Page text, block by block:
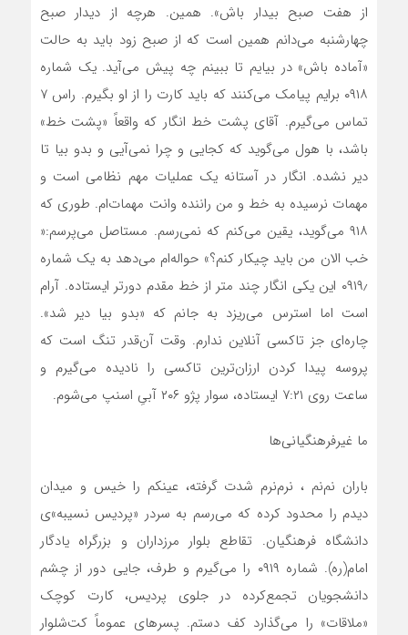
از هفت صبح بیدار باش». همین. هرچه از دیدار صبح
چهارشنبه می‌دانم همین است که از صبح زود باید به حالت
«آماده باش» در بیایم تا ببینم چه پیش می‌آید. یک شماره
۰۹۱۸ برایم پیامک می‌کنند که باید کارت را از او بگیرم. راس ۷
تماس می‌گیرم. آقای پشت خط انگار که واقعاً «پشت خط»
باشد، با هول می‌گوید که کجایی و چرا نمی‌آیی و بدو بیا تا
دیر نشده. انگار در آستانه یک عملیات مهم نظامی است و
مهمات نرسیده به خط و من راننده وانت مهمات‌ام. طوری که
۹۱۸ می‌گوید، یقین می‌کنم که نمی‌رسم. مستاصل می‌پرسم:«
خب الان من باید چیکار کنم؟» حواله‌ام می‌دهد به یک شماره
۰۹۱۹٫ این یکی انگار چند متر از خط مقدم دورتر ایستاده. آرام‌
است اما استرس می‌ریزد به جانم که «بدو بیا دیر شد».
چاره‌ای جز تاکسی آنلاین ندارم. وقت آن‌قدر تنگ است که
پروسه پیدا کردن ارزان‌ترین تاکسی را نادیده می‌گیرم و
ساعت روی ۷:۲۱ ایستاده، سوار پژو ۲۰۶ آبیِ اسنپ می‌شوم.
ما غیرفرهنگیانی‌ها
باران نم‌‍‌نم ، نرم‌نرم شدت گرفته، عینکم را خیس و میدان
دیدم را محدود کرده که می‌رسم به سردر «پردیس نسیبه»ی
دانشگاه فرهنگیان. تقاطع بلوار مرزداران و بزرگراه یادگار
امام(ره). شماره ۰۹۱۹ را می‌‌گیرم و طرف، جایی دور از چشم
دانشجویان تجمع‌کرده در جلوی پردیس، کارت کوچک
«ملاقات» را می‌گذارد کف دستم. پسرهای عموماً کت‌شلوار